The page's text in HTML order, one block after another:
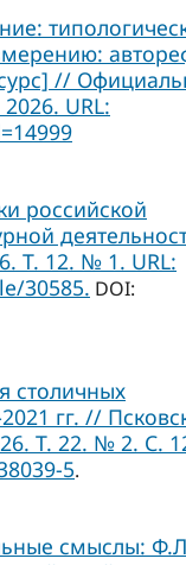
//
URL:
российской
Т. 12. № 1. URL:
30585. DOI:
столичных
гг. //
Т. 22. № 2. С.
5.
смыслы: